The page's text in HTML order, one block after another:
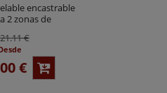
encastrable
2 zonas de
2TP
€
€